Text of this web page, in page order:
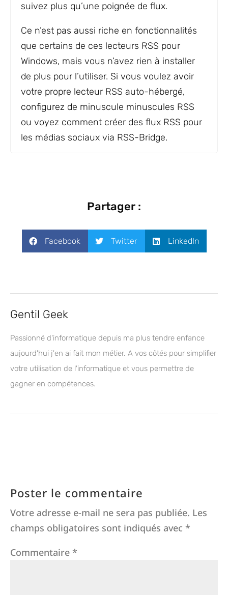
suivez plus qu’une poignée de flux.
Ce n’est pas aussi riche en fonctionnalités
que certains de ces lecteurs RSS pour
Windows, mais vous n’avez rien à installer
de plus pour l’utiliser. Si vous voulez avoir
votre propre lecteur RSS auto-hébergé,
configurez de minuscule minuscules RSS
ou voyez comment créer des flux RSS pour
les médias sociaux via RSS-Bridge.
Partager :
Facebook Twitter LinkedIn
Gentil Geek
Passionné d'informatique depuis ma plus tendre enfance
aujourd'hui j'en ai fait mon métier. A vos côtés pour simplifier
votre utilisation de l'informatique et vous permettre de
gagner en compétences.
Poster le commentaire
Votre adresse e-mail ne sera pas publiée. Les
champs obligatoires sont indiqués avec *
Commentaire *